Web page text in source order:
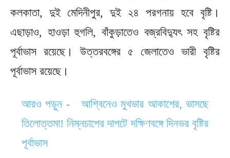
কলকাতা, দুই মেদিনীপুর, দুই ২৪ পরগনায় হবে বৃষ্টি।
এছাড়াও, হাওড়া হুগলি, বাঁকুড়াতেও বজ্রবিদ্যুৎ সহ বৃষ্টির
পূর্বাভাস রয়েছে। উত্তরবঙ্গের ৫ জেলাতেও ভারী বৃষ্টির
পূর্বাভাস রয়েছে।
আরও পড়ুন -
আশ্বিনেও মুখভার আকাশের, ভাসছে
তিলোত্তমা! নিম্নচাপের দাপটে দক্ষিণবঙ্গে দিনভর বৃষ্টির
পূর্বাভাস